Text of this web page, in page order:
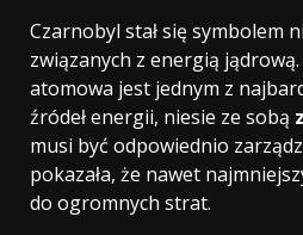
Czarnobyl stał się symbolem
związanych z energią
atomowa jest jednym z
źródeł energii, niesie ze sobą
musi być odpowiednio
pokazała, że nawet
do ogromnych strat.